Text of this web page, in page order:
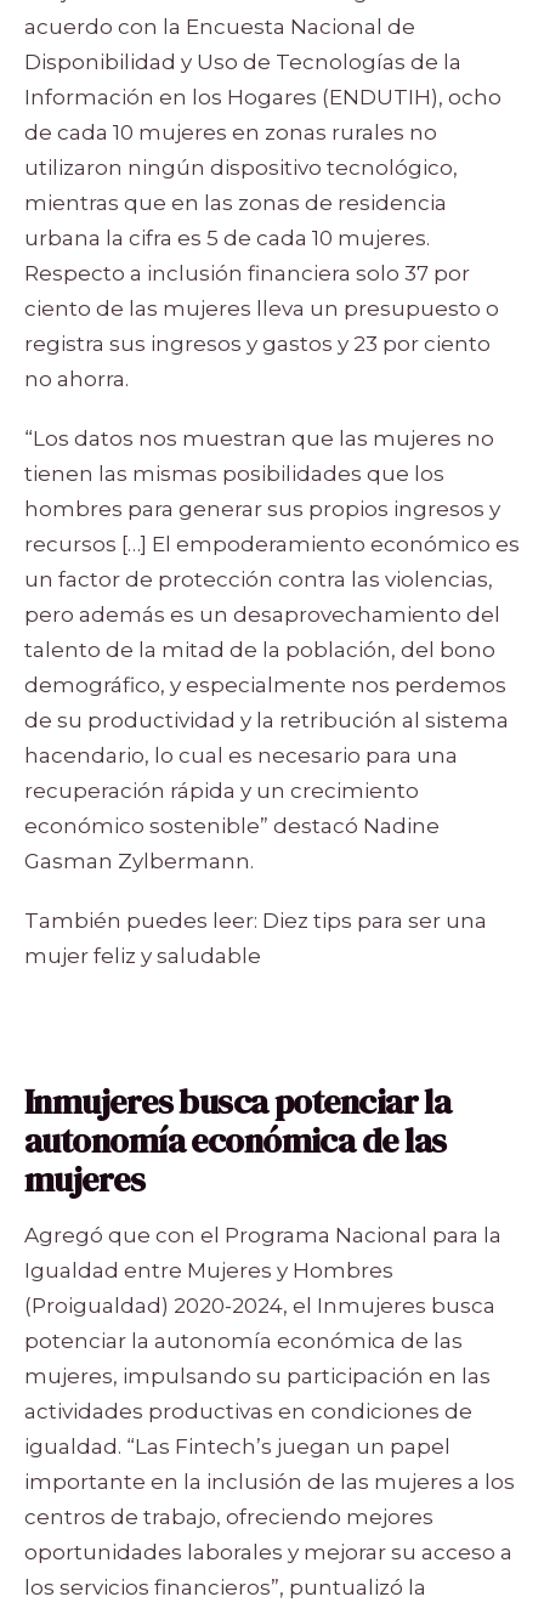
acuerdo con la Encuesta Nacional de
Disponibilidad y Uso de Tecnologías de la
Información en los Hogares (ENDUTIH), ocho
de cada 10 mujeres en zonas rurales no
utilizaron ningún dispositivo tecnológico,
mientras que en las zonas de residencia
urbana la cifra es 5 de cada 10 mujeres.
Respecto a inclusión financiera solo 37 por
ciento de las mujeres lleva un presupuesto o
registra sus ingresos y gastos y 23 por ciento
no ahorra.
“Los datos nos muestran que las mujeres no
tienen las mismas posibilidades que los
hombres para generar sus propios ingresos y
recursos […] El empoderamiento económico es
un factor de protección contra las violencias,
pero además es un desaprovechamiento del
talento de la mitad de la población, del bono
demográfico, y especialmente nos perdemos
de su productividad y la retribución al sistema
hacendario, lo cual es necesario para una
recuperación rápida y un crecimiento
económico sostenible” destacó Nadine
Gasman Zylbermann.
También puedes leer: Diez tips para ser una
mujer feliz y saludable
Inmujeres busca potenciar la
autonomía económica de las
mujeres
Agregó que con el Programa Nacional para la
Igualdad entre Mujeres y Hombres
(Proigualdad) 2020-2024, el Inmujeres busca
potenciar la autonomía económica de las
mujeres, impulsando su participación en las
actividades productivas en condiciones de
igualdad. “Las Fintech’s juegan un papel
importante en la inclusión de las mujeres a los
centros de trabajo, ofreciendo mejores
oportunidades laborales y mejorar su acceso a
los servicios financieros”, puntualizó la